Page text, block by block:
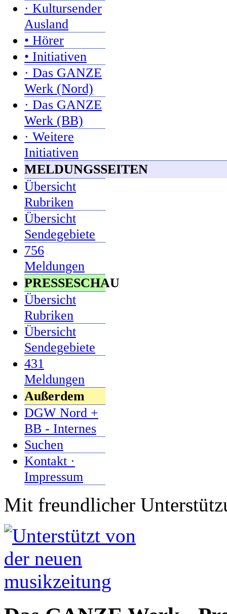
· Kultursender
Ausland
• Hörer
• Initiativen
· Das GANZE
Werk (Nord)
· Das GANZE
Werk (BB)
· Weitere
Initiativen
MELDUNGSSEITEN
Übersicht
Rubriken
Übersicht
Sendegebiete
756
Meldungen
PRESSESCHAU
Übersicht
Rubriken
Übersicht
Sendegebiete
431
Meldungen
Außerdem
DGW Nord +
BB - Internes
Suchen
Kontakt ·
Impressum
Mit freundlicher